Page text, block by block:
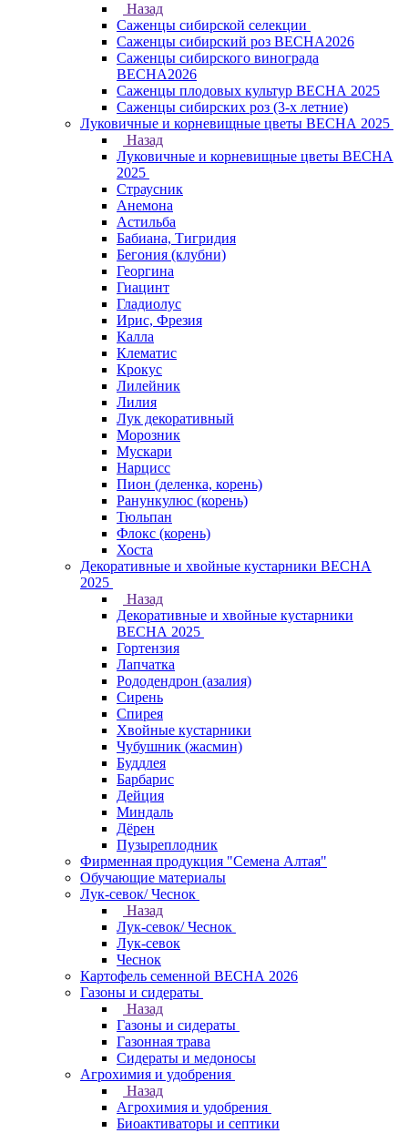
Назад
Саженцы сибирской селекции
Саженцы сибирский роз ВЕСНА2026
Саженцы сибирского винограда
ВЕСНА2026
Саженцы плодовых культур ВЕСНА 2025
Саженцы сибирских роз (3-х летние)
Луковичные и корневищные цветы ВЕСНА 2025
Назад
Луковичные и корневищные цветы ВЕСНА
2025
Страусник
Анемона
Астильба
Бабиана, Тигридия
Бегония (клубни)
Георгина
Гиацинт
Гладиолус
Ирис, Фрезия
Калла
Клематис
Крокус
Лилейник
Лилия
Лук декоративный
Морозник
Мускари
Нарцисс
Пион (деленка, корень)
Ранункулюс (корень)
Тюльпан
Флокс (корень)
Хоста
Декоративные и хвойные кустарники ВЕСНА
2025
Назад
Декоративные и хвойные кустарники
ВЕСНА 2025
Гортензия
Лапчатка
Рододендрон (азалия)
Сирень
Спирея
Хвойные кустарники
Чубушник (жасмин)
Буддлея
Барбарис
Дейция
Миндаль
Дёрен
Пузыреплодник
Фирменная продукция "Семена Алтая"
Обучающие материалы
Лук-севок/ Чеснок
Назад
Лук-севок/ Чеснок
Лук-севок
Чеснок
Картофель семенной ВЕСНА 2026
Газоны и сидераты
Назад
Газоны и сидераты
Газонная трава
Сидераты и медоносы
Агрохимия и удобрения
Назад
Агрохимия и удобрения
Биоактиваторы и септики